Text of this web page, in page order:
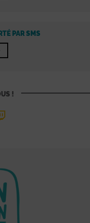
PAR SMS
!